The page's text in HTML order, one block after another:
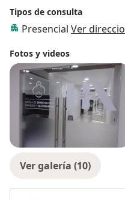
Tipos de consulta
Presencial Ver
Fotos y videos
Ver galería (10)